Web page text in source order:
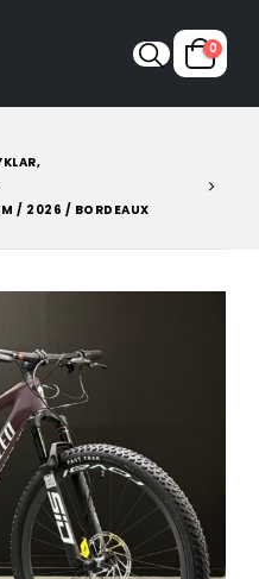
0
,
/ 2026 / BORDEAUX